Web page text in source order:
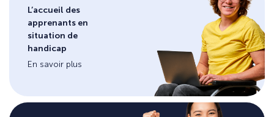
L’accueil des
apprenants en
situation de
handicap
En savoir plus